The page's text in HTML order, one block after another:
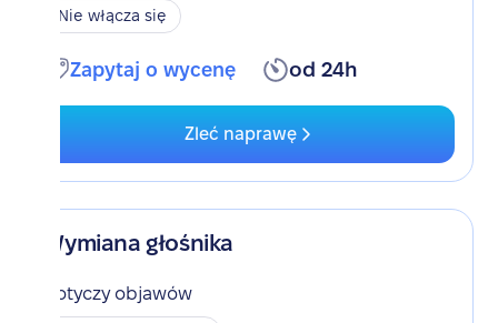
Nie włącza się
Zapytaj o wycenę od 24h
Zleć naprawę
Wymiana głośnika
Dotyczy objawów